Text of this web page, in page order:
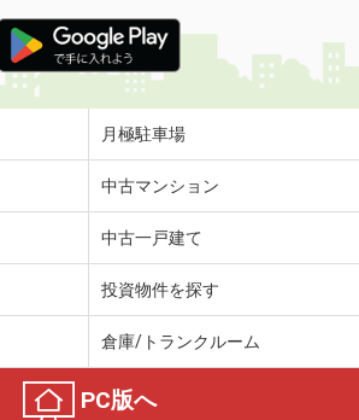
月極駐車場
中古マンション
中古一戸建て
投資物件を探す
倉庫/トランクルーム
PC版へ